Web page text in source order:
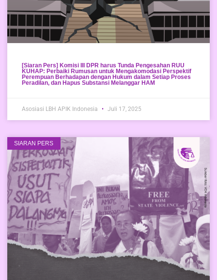
[Siaran Pers] Komisi III DPR harus Tunda Pengesahan RUU
KUHAP: Perbaiki Rumusan untuk Mengakomodasi Perspektif
Perempuan Berhadapan dengan Hukum dalam Setiap Proses
Peradilan, dan Hapus Substansi Melanggar HAM
Asosiasi LBH APIK Indonesia Juli 17, 2025
SIARAN PERS